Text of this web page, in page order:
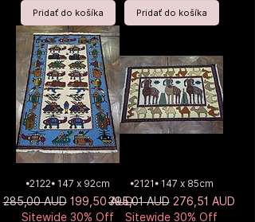
Pridať do košíka Pridať do košíka
•2122• 147 x 92cm
Normálna cena
285,00 AUD Zľavnená cena
199,50 AUD
Sitewide 30% Off
•2121• 147 x 85cm
Normálna cena
395,01 AUD Zľavnená cena
276,51 AUD
Sitewide 30% Off